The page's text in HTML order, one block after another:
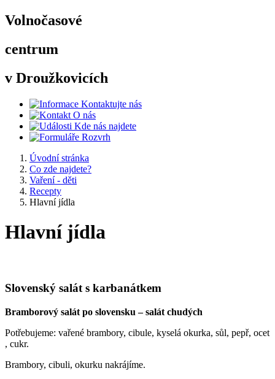
Volnočasové
centrum
v Droužkovicích
Kontaktujte nás
O nás
Kde nás najdete
Rozvrh
Úvodní stránka
Co zde najdete?
Vaření - děti
Recepty
Hlavní jídla
Hlavní jídla
Slovenský salát s karbanátkem
Bramborový salát po slovensku – salát chudých
Potřebujeme: vařené brambory, cibule, kyselá okurka, sůl, pepř, ocet
, cukr.
Brambory, cibuli, okurku nakrájíme.